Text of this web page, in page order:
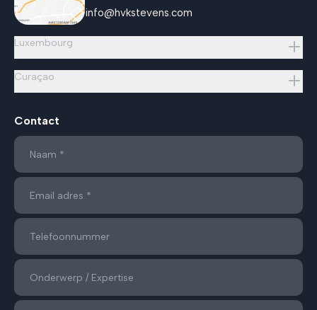
info@hvkstevens.com
Luxembourg
Curaçao
Contact